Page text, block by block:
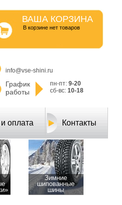
ВАША КОРЗИНА
B корзине нет товаров
info@vse-shini.ru
График
работы
пн-пт: 9-20
сб-вс: 10-18
оплата Контакты
Зимние
шипованные
шины